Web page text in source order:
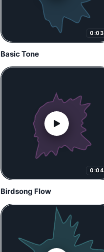
0:03
Basic Tone
0:04
Birdsong Flow